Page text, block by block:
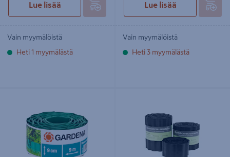
Lue lisää
Vain myymälöistä
Heti 1 myymälästä
Lue lisää
Vain myymälöistä
Heti 3 myymälästä